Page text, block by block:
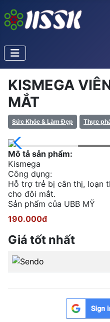
KISMEGA
MẮT
Sức Khỏe & Làm Đẹp Thực
Mô tả sản phẩm:
Kismega
Công dụng:
Hỗ trợ trẻ bị cân thị, loạn
cho đôi mắt.
Sản phẩm của UBB MỸ
190.000đ
Giá tốt nhất